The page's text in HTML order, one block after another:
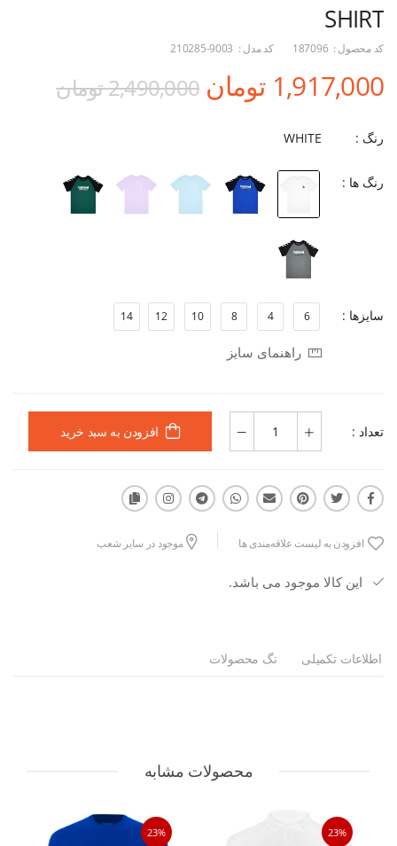
SHIRT
کد محصول : 187096 کد مدل : 210285-9003
1,917,000 تومان 2,490,000 تومان
رنگ : WHITE
رنگ ها :
سایزها : 6
4
8
10
12
14
راهنمای سایز
تعداد : افزودن به سبد خرید
افزودن به لیست علاقه‌مندی ها موجود در سایر شعب
این کالا موجود می باشد.
اطلاعات تکمیلی تگ محصولات
محصولات مشابه
23%
23%